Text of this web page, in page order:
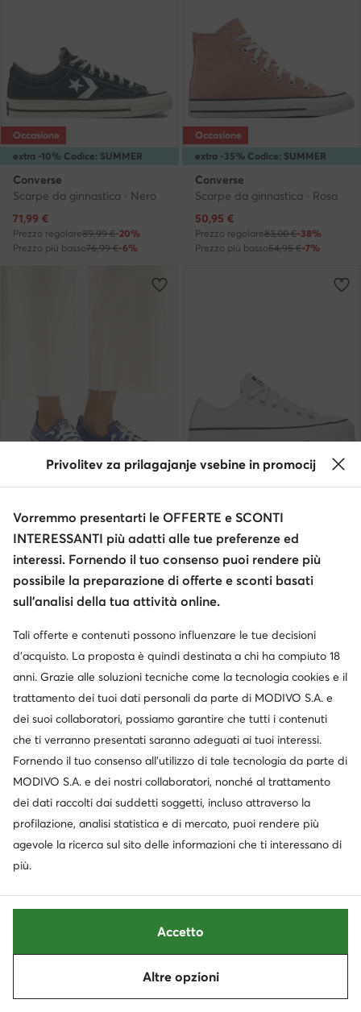
extra -10% Codice: SUMMER
Occasione
Converse
Scarpe da ginnastica · Nero
Prezzo attuale
71,99 €
Prezzo regolare89,99 €-20%
Prezzo più basso76,99 €-6%
extra -35% Codice: SUMMER
Occasione
Converse
Scarpe da ginnastica · Rosa
Prezzo attuale
50,95 €
Prezzo regolare83,00 €-38%
Prezzo più basso54,95 €-7%
Converse
Scarpe da ginnastica · All Star · Blu
Prezzo attuale
41,99€
Prezzo più basso44,99 €-6%
Converse
Prezzo attuale
87,99 €
Prezzo più basso81,99 €
extra -10% Codice: SUMMER
Prezzo attuale
67,99€
Prezzo regolare77,95 €
extra -10% Codice: SUMMER
Occasione
Prezzo attuale
76,99€
Prezzo regolare89,99 €-14%
Privolitev za prilagajanje vsebine in promocij
Vorremmo presentarti le OFFERTE e SCONTI
INTERESSANTI più adatti alle tue preferenze ed
interessi. Fornendo il tuo consenso puoi rendere più
possibile la preparazione di offerte e sconti basati
sull’analisi della tua attività online.
Tali offerte e contenuti possono influenzare le tue decisioni
d’acquisto. La proposta è quindi destinata a chi ha compiuto 18
anni. Grazie alle soluzioni tecniche come la tecnologia cookies e il
trattamento dei tuoi dati personali da parte di MODIVO S.A. e
dei suoi collaboratori, possiamo garantire che tutti i contenuti
che ti verranno presentati saranno adeguati ai tuoi interessi.
Fornendo il tuo consenso all’utilizzo di tale tecnologia da parte di
MODIVO S.A. e dei nostri collaboratori, nonché al trattamento
dei dati raccolti dai suddetti soggetti, incluso attraverso la
profilazione, analisi statistica e di mercato, puoi rendere più
agevole la ricerca sul sito delle informazioni che ti interessano di
più.
Altre opzioni
Accetto